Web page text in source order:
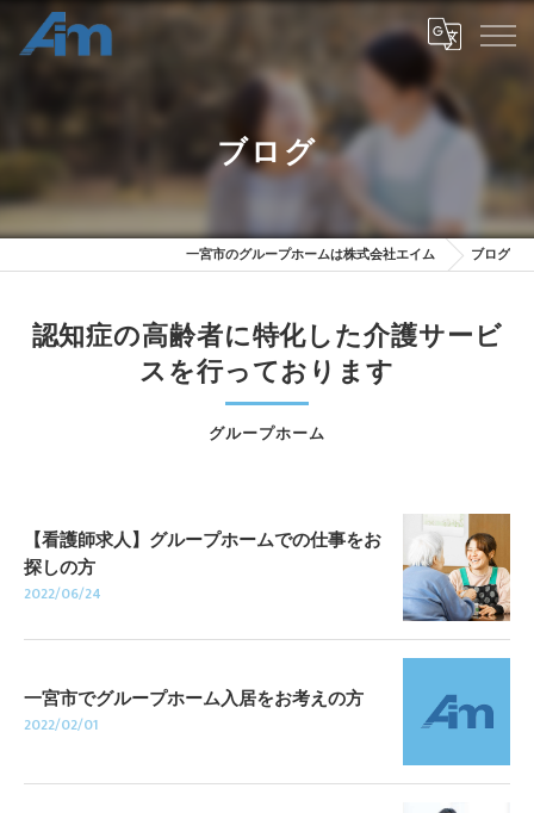
ブログ
一宮市のグループホームは株式会社エイム ブログ
認知症の高齢者に特化した介護サービ
スを行っております
グループホーム
【看護師求人】グループホームでの仕事をお
探しの方
2022/06/24
一宮市でグループホーム入居をお考えの方
2022/02/01